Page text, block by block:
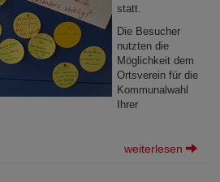
statt.
Die Besucher
nutzten die
Möglichkeit dem
Ortsverein für die
Kommunalwahl
Ihrer
weiterlesen